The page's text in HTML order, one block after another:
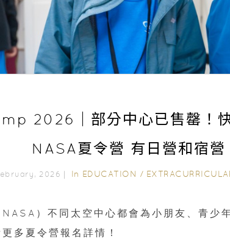
2026｜部分中心已售罄！
NASA夏令營 有日營和宿營
2026｜ In EDUCATION /
）不同太空中心都會為小朋友、青少
多夏令營報名詳情！